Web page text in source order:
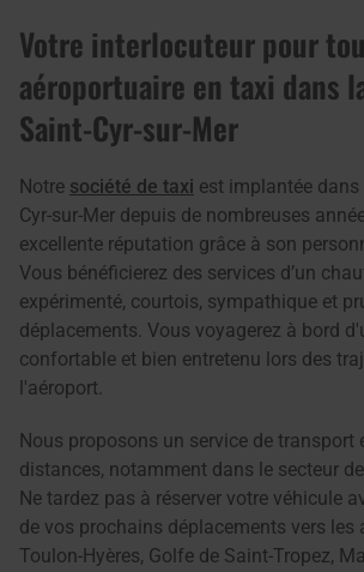
Votre interlocuteur pour
aéroportuaire en taxi dans
Saint-Cyr-sur-Mer
Notre société de taxi est implantée
Cyr-sur-Mer depuis de nombreuses
excellente réputation grâce à son
Vous bénéficierez des services d’un
expérimenté, courtois, sympathique et
déplacements. Vous voyagerez à bord
confortable et bien entretenu lors des
l'aéroport.
Nous proposons un service de transport
distances, notamment dans le secteur
Ne tardez pas à réserver votre véhicule
de vos prochains déplacements vers les
Toulon-Hyères, Golfe de Saint-Tropez,